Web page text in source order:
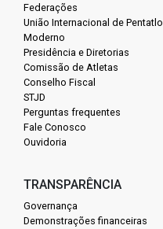
Federações
União Internacional de Pentatlo
Moderno
Presidência e Diretorias
Comissão de Atletas
Conselho Fiscal
STJD
Perguntas frequentes
Fale Conosco
Ouvidoria
TRANSPARÊNCIA
Governança
Demonstrações financeiras